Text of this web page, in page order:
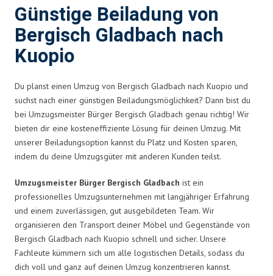
Günstige Beiladung von
Bergisch Gladbach nach
Kuopio
Du planst einen Umzug von Bergisch Gladbach nach Kuopio und
suchst nach einer günstigen Beiladungsmöglichkeit? Dann bist du
bei Umzugsmeister Bürger Bergisch Gladbach genau richtig! Wir
bieten dir eine kosteneffiziente Lösung für deinen Umzug. Mit
unserer Beiladungsoption kannst du Platz und Kosten sparen,
indem du deine Umzugsgüter mit anderen Kunden teilst.
Umzugsmeister Bürger Bergisch Gladbach ist ein
professionelles Umzugsunternehmen mit langjähriger Erfahrung
und einem zuverlässigen, gut ausgebildeten Team. Wir
organisieren den Transport deiner Möbel und Gegenstände von
Bergisch Gladbach nach Kuopio schnell und sicher. Unsere
Fachleute kümmern sich um alle logistischen Details, sodass du
dich voll und ganz auf deinen Umzug konzentrieren kannst.